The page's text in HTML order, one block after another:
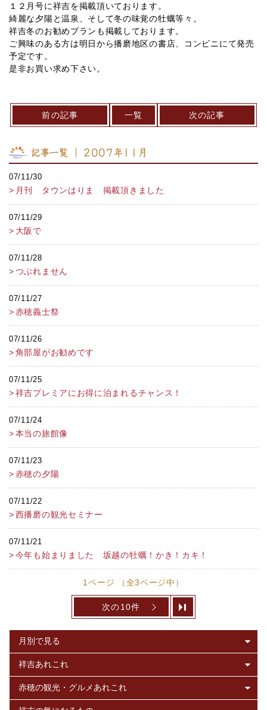
１２月号に祥吉を掲載頂いております。
綺麗な夕陽と温泉、そして冬の味覚の牡蠣等々。
祥吉冬のお勧めプランも掲載しております。
ご興味のある方は明日から播磨地区の書店、コンビニにて発売
予定です。
是非お買い求め下さい。
前の記事 一覧 次の記事
記事一覧 ｜ 2007年11月
07/11/30
月刊 タウンはりま 掲載頂きました
07/11/29
大阪で
07/11/28
つぶれません
07/11/27
赤穂義士祭
07/11/26
角部屋がお勧めです
07/11/25
祥吉プレミアにお得に泊まれるチャンス！
07/11/24
本当の旅館像
07/11/23
赤穂の夕陽
07/11/22
西播磨の観光セミナー
07/11/21
今年も始まりました 坂越の牡蠣！かき！カキ！
1ページ （全3ページ中）
次の10件